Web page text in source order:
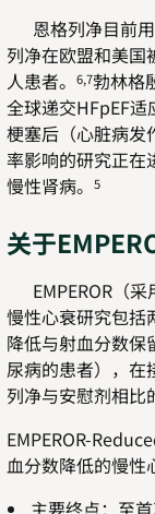
恩格列净目前用
列净在欧盟和美国
人患者。
6,7勃林格
全球递交HFpEF
梗塞后（心脏病发
率影响的研究正在
慢性肾病。
5
关于
EMPEROR（采
慢性心衰研究包括
降低与射血分数保
尿病的患者），在
列净与安慰剂相比
EMPEROR-
血分数降低的慢性
主要终点：至